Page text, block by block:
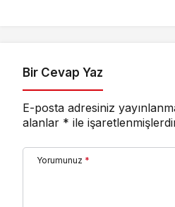
Bir Cevap Yaz
E-posta adresiniz
alanlar * ile
Yorumunuz *